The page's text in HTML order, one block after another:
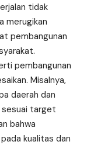
tidak
merugikan
pembangunan
pembangunan
Misalnya,
daerah dan
sesuai target
bahwa
kualitas dan